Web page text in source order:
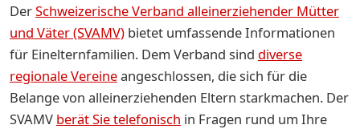
DerSchweizerische Verband alleinerziehender Mütter
und Väter (SVAMV) bietet umfassende Informationen
für Einelternfamilien. Dem Verband sind diverse
regionale Vereineangeschlossen, die sich für die
Belange von alleinerziehenden Eltern starkmachen. Der
SVAMV berät Sie telefonisch in Fragen rund um Ihre